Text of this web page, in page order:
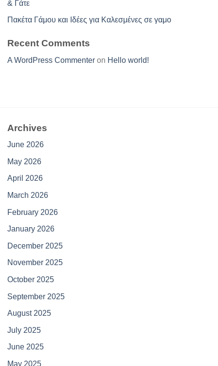
& Γάτε
Πακέτα Γάμου και Ιδέες για Καλεσμένες σε γαμο
Recent Comments
A WordPress Commenter on Hello world!
Archives
June 2026
May 2026
April 2026
March 2026
February 2026
January 2026
December 2025
November 2025
October 2025
September 2025
August 2025
July 2025
June 2025
May 2025